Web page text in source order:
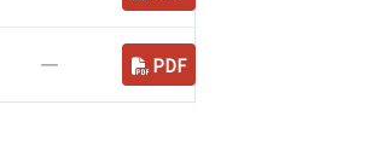
― PDF